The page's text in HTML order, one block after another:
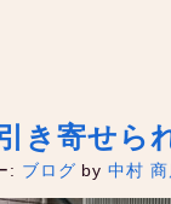
き寄せら
: ブログ by中村 商